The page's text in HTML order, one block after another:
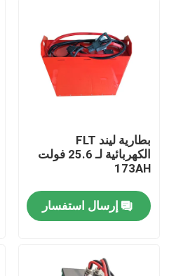
معلومات عنا
بطارية ليند FLT
الكهربائية لـ 25.6 فولت
173AH
إرسال استفسار